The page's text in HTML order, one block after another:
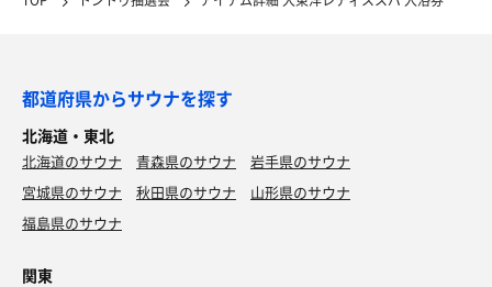
都道府県からサウナを探す
北海道・東北
北海道のサウナ 青森県のサウナ
岩手県のサウナ
宮城県のサウナ
秋田県のサウナ
山形県のサウナ
福島県のサウナ
関東